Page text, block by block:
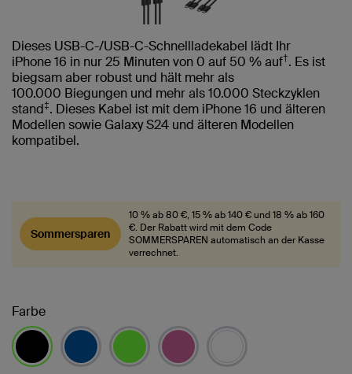
Dieses USB-C-/USB-C-Schnellladekabel lädt Ihr
iPhone 16 in nur 25 Minuten von 0 auf 50 % auf†. Es ist
biegsam aber robust und hält mehr als
100.000 Biegungen und mehr als 10.000 Steckzyklen
stand‡. Dieses Kabel ist mit dem iPhone 16 und älteren
Modellen sowie Galaxy S24 und älteren Modellen
kompatibel.
Sommersparen
10 % ab 80 €, 15 % ab 140 € und 18 % ab 160
€. Der Rabatt wird mit dem Code
SOMMERSPAREN automatisch an der Kasse
verrechnet.
Farbe